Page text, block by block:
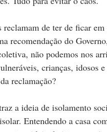
reclamam de ter de ficar
recomendação do
não podemos nos
crianças, idosos
reclamação?
a ideia de isolamento
Entendendo a casa